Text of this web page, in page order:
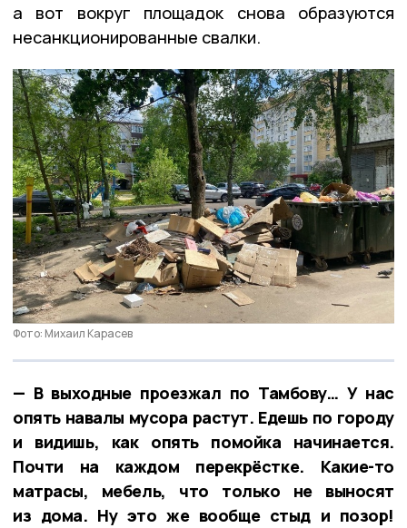
а вот вокруг площадок снова образуются
несанкционированные свалки.
Фото: Михаил Карасев
— В выходные проезжал по Тамбову… У нас
опять навалы мусора растут. Едешь по городу
и видишь, как опять помойка начинается.
Почти на каждом перекрёстке. Какие-то
матрасы, мебель, что только не выносят
из дома. Ну это же вообще стыд и позор!